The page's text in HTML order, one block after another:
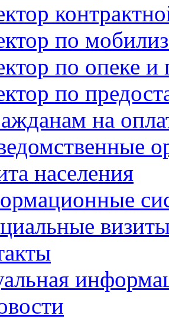
по
по опеке и
по
на
населения